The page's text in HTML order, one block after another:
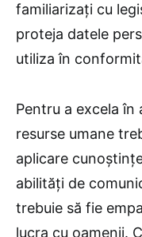
familiarizați cu
proteja datele
utiliza în
Pentru a excela
resurse umane
aplicare
abilități de
trebuie să fie
lucra cu oamenii.